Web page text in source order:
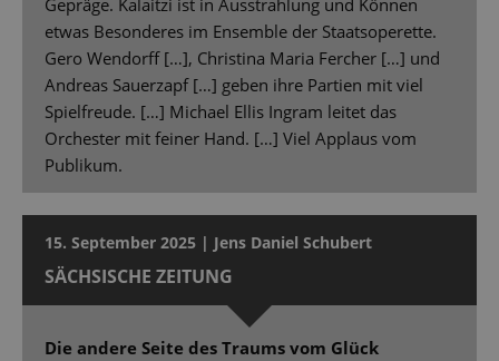
Gepräge. Kalaitzi ist in Ausstrahlung und Können
etwas Besonderes im Ensemble der Staatsoperette.
Gero Wendorff […], Christina Maria Fercher […] und
Andreas Sauerzapf […] geben ihre Partien mit viel
Spielfreude. […] Michael Ellis Ingram leitet das
Orchester mit feiner Hand. […] Viel Applaus vom
Publikum.
15. September 2025 | Jens Daniel Schubert
SÄCHSISCHE ZEITUNG
Die andere Seite des Traums vom Glück